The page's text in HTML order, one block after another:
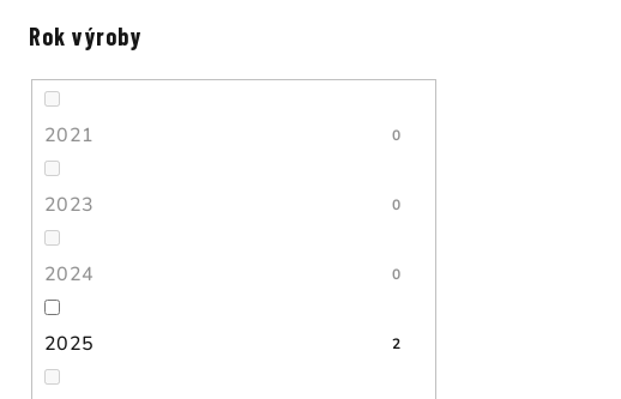
Rok výroby
2021 0
2023 0
2024 0
2025 2